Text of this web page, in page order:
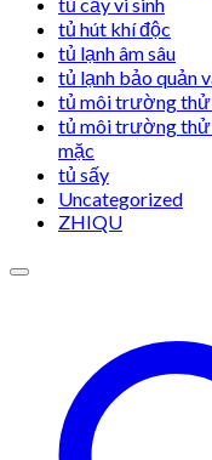
tủ cấy vi sinh
tủ hút khí độc
tủ lạnh âm sâu
tủ lạnh bảo quản
tủ môi trường thử
tủ môi trường thử
mặc
tủ sấy
Uncategorized
ZHIQU